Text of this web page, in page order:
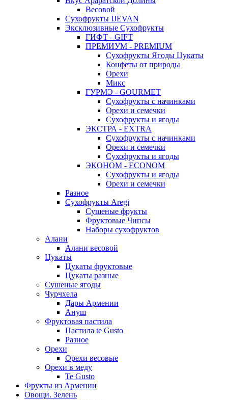
Весовой
Сухофрукты IJEVAN
Эксклюзивные Сухофрукты
ГИФТ - GIFT
ПРЕМИУМ - PREMIUM
Сухофрукты Ягоды Цукаты
Конфеты от природы
Орехи
Микс
ГУРМЭ - GOURMET
Сухофрукты с начинками
Орехи и семечки
Сухофрукты и ягоды
ЭКСТРА - EXTRA
Сухофрукты с начинками
Орехи и семечки
Сухофрукты и ягоды
ЭКОНОМ - ECONOM
Сухофрукты и ягоды
Орехи и семечки
Разное
Сухофрукты Aregi
Сушеные фрукты
Фруктовые Чипсы
Наборы сухофруктов
Алани
Алани весовой
Цукаты
Цукаты фруктовые
Цукаты разные
Сушеные ягоды
Чурчхела
Дары Армении
Ануш
Фруктовая пастила
Пастила te Gusto
Разное
Орехи
Орехи весовые
Орехи в меду
Te Gusto
Фрукты из Армении
Овощи. Зелень